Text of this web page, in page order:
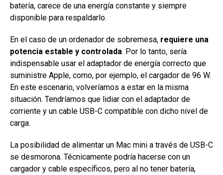
batería, carece de una energía constante y siempre
disponible para respaldarlo.
En el caso de un ordenador de sobremesa, requiere una
potencia estable y controlada. Por lo tanto, sería
indispensable usar el adaptador de energía correcto que
suministre Apple, como, por ejemplo, el cargador de 96 W.
En este escenario, volveríamos a estar en la misma
situación. Tendríamos que lidiar con el adaptador de
corriente y un cable USB-C compatible con dicho nivel de
carga.
La posibilidad de alimentar un Mac mini a través de USB-C
se desmorona. Técnicamente podría hacerse con un
cargador y cable específicos, pero al no tener batería,